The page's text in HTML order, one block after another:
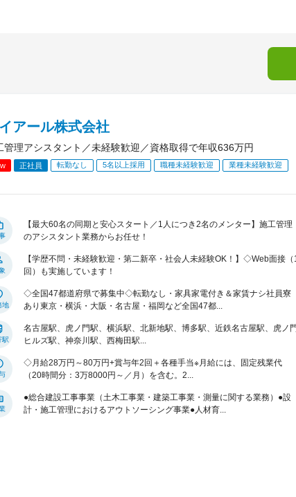
アール株式会社
管理アシスタント／未経験歓迎／資格取得で年収636万円
正社員 転勤なし 5名以上採用 職種未経験歓迎 業種未経験歓迎
【最大60名の同期と安心スタート／1人につき2名のメンター】施工管理
のアシスタント業務からお任せ！
【学歴不問・未経験歓迎・第二新卒・社会人未経験OK！】◇Web面接（
回）も実施しています！
地
◇全国47都道府県で募集中◇転勤なし・家具家電付き＆家賃ナシ社員寮
あり東京・横浜・大阪・名古屋・福岡など全国47都...
駅
名古屋駅、虎ノ門駅、横浜駅、北新地駅、博多駅、近鉄名古屋駅、虎ノ
ヒルズ駅、神奈川駅、西梅田駅...
◇月給28万円～80万円+賞与年2回＋各種手当※月給には、固定残業代
（20時間分：3万8000円～／月）を含む。2...
●総合建設工事事業（土木工事業・建築工事業・測量に関する業務）●設
計・施工管理におけるアウトソーシング事業●人材育...